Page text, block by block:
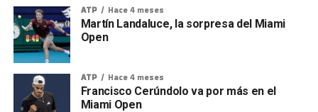
ATP Hace 4 meses
Martín Landaluce, la sorpresa del Miami
Open
ATP Hace 4 meses
Francisco Cerúndolo va por más en el
Miami Open